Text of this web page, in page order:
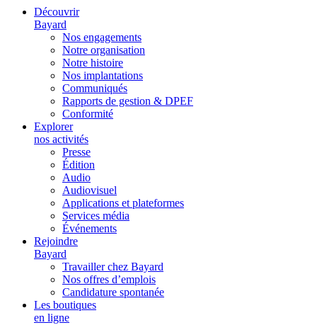
Découvrir
Bayard
Nos engagements
Notre organisation
Notre histoire
Nos implantations
Communiqués
Rapports de gestion & DPEF
Conformité
Explorer
nos activités
Presse
Édition
Audio
Audiovisuel
Applications et plateformes
Services média
Événements
Rejoindre
Bayard
Travailler chez Bayard
Nos offres d’emplois
Candidature spontanée
Les boutiques
en ligne